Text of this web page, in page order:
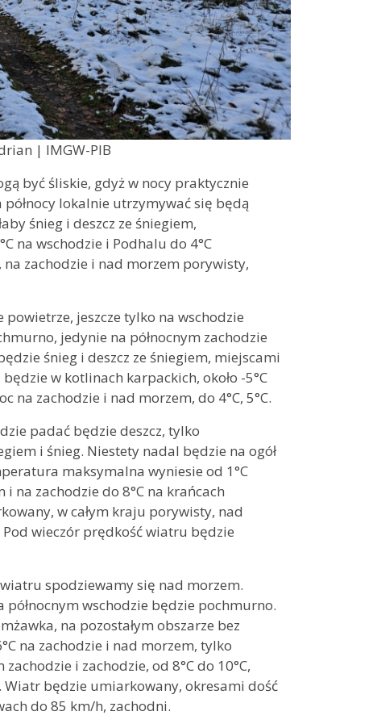
| IMGW-PIB
być śliskie, gdyż w nocy praktycznie
lokalnie utrzymywać się będą
śnieg i deszcz ze śniegiem,
na wschodzie i Podhalu do 4°C
zachodzie i nad morzem porywisty,
jeszcze tylko na wschodzie
jedynie na północnym zachodzie
śnieg i deszcz ze śniegiem, miejscami
w kotlinach karpackich, około -5°C
na zachodzie i nad morzem, do 4°C, 5°C.
padać będzie deszcz, tylko
i śnieg. Niestety nadal będzie na ogół
maksymalna wyniesie od 1°C
i na zachodzie do 8°C na krańcach
w całym kraju porywisty, nad
wieczór prędkość wiatru będzie
spodziewamy się nad morzem.
wschodzie będzie pochmurno.
na pozostałym obszarze bez
na zachodzie i nad morzem, tylko
i zachodzie, od 8°C do 10°C,
Wiatr będzie umiarkowany, okresami dość
do 85 km/h, zachodni.